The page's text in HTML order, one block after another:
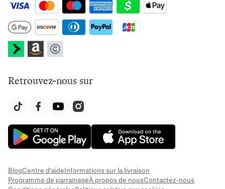
Retrouvez-nous sur
BlogCentre d'aideInformations sur la livraison
Programme de parrainageÀ propos de nousContactez-nous